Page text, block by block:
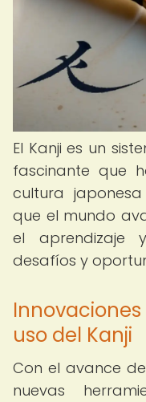
El Kanji es un
fascinante que
cultura
que el mundo
el aprendizaje
desafíos y
uso del Kanji
Con el avance
nuevas